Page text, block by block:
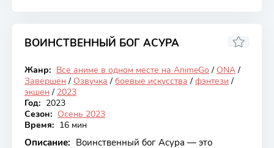
ВОИНСТВЕННЫЙ БОГ АСУРА
Закончен
7.54
Жанр: Все аниме в одном месте на AnimeGo / ONA /
Завершён / Озвучка / боевые искусства / фэнтези /
экшен / 2023
Год: 2023
Сезон: Осень 2023
Время: 16 мин
Описание: Воинственный бог Асура — это